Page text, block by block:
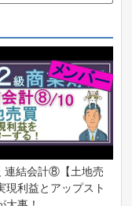
連結会計⑧【土地売
現利益とアップスト